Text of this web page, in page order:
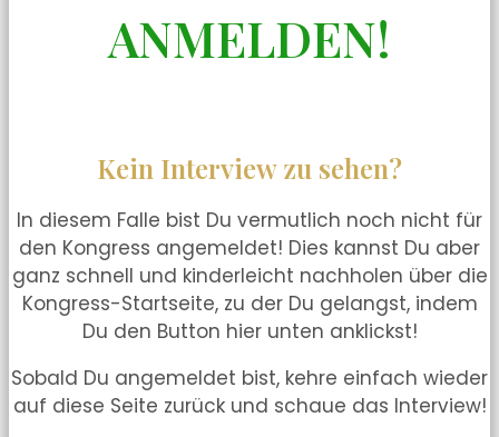
ANMELDEN!
Kein Interview zu sehen?
In diesem Falle bist Du vermutlich noch nicht für
den Kongress angemeldet! Dies kannst Du aber
ganz schnell und kinderleicht nachholen über die
Kongress-Startseite, zu der Du gelangst, indem
Du den Button hier unten anklickst!
Sobald Du angemeldet bist, kehre einfach wieder
auf diese Seite zurück und schaue das Interview!